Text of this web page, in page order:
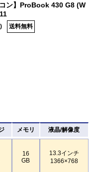
ン】ProBook 430 G8 (W
送料無料
メモリ 液晶/解像度
16
GB
13.3インチ
1366×768